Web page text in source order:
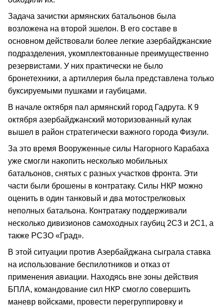
Задача зачистки армянских батальонов была
возложена на второй эшелон. В его составе в
основном действовали более легкие азербайджанские
подразделения, укомплектованные преимущественно
резервистами. У них практически не было
бронетехники, а артиллерия была представлена только
буксируемыми пушками и гаубицами.
В начале октября пал армянский город Гадрута. К 9
октября азербайджанский моторизованный кулак
вышел в район стратегически важного города Физули.
За это время Вооруженные силы Нагорного Карабаха
уже смогли накопить несколько мобильных
батальонов, снятых с разных участков фронта. Эти
части были брошены в контратаку. Силы НКР можно
оценить в один танковый и два мотострелковых
неполных батальона. Контратаку поддерживали
несколько дивизионов самоходных гаубиц 2С3 и 2С1, а
также РСЗО «Град».
В этой ситуации против Азербайджана сыграла ставка
на использование беспилотников и отказ от
применения авиации. Находясь вне зоны действия
БПЛА, командование сил НКР смогло совершить
маневр войсками, провести перегруппировку и